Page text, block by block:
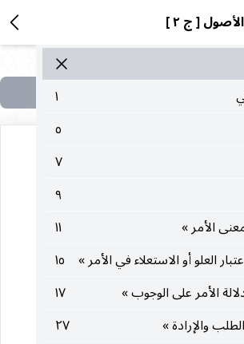
[ ج ٢ ]
١
٥
٧
٩
الأمر »
١١
العلو أو الاستعلاء في الأمر » ١٥
الأمر على الوجوب »
١٧
والإرادة »
٢٧
في الكتاب لا تحتوي على نص